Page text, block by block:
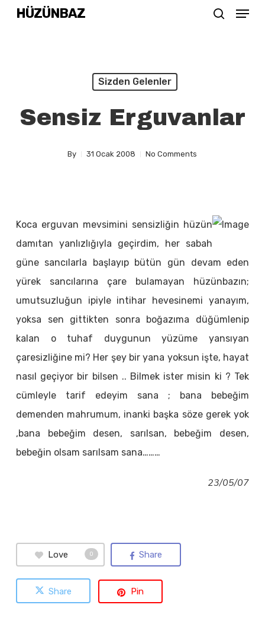
SkipHÜZÜNBAZ Menu
Sizden Gelenler
Sensiz Erguvanlar
By 31 Ocak 2008 No Comments
Koca erguvan mevsimini sensizliğin hüzün
damıtan yanlızlığıyla geçirdim, her sabah
güne sancılarla başlayıp bütün gün devam eden
yürek sancılarına çare bulamayan hüzünbazın;
umutsuzluğun ipiyle intihar hevesinemi yanayım,
yoksa sen gittikten sonra boğazıma düğümlenip
kalan o tuhaf duygunun yüzüme yansıyan
çaresizliğine mi? Her şey bir yana yoksun işte, hayat
nasıl geçiyor bir bilsen .. Bilmek ister misin ki ? Tek
cümleyle tarif edeyim sana ; bana bebeğim
demenden mahrumum, inanki başka söze gerek yok
,bana bebeğim desen, sarılsan, bebeğim desen,
bebeğin olsam sarılsam sana………
23/05/07
Love 0 Share
Share Pin